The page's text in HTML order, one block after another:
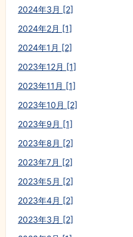
2024年3月 [2]
2024年2月 [1]
2024年1月 [2]
2023年12月 [1]
2023年11月 [1]
2023年10月 [2]
2023年9月 [1]
2023年8月 [2]
2023年7月 [2]
2023年5月 [2]
2023年4月 [2]
2023年3月 [2]